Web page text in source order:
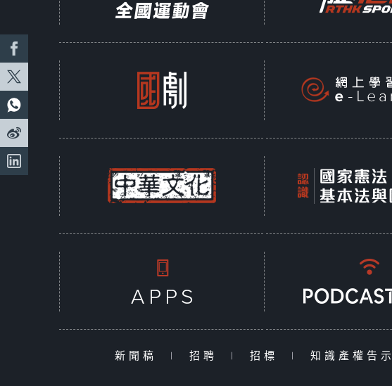
新聞稿 | 招聘 | 招標 | 知識產權告